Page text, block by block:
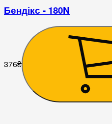
Бендікс - 180N
376₴